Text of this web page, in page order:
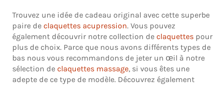
Trouvez une idée de cadeau original avec cette superbe
paire de claquettes acupression. Vous pouvez
également découvrir notre collection de claquettes pour
plus de choix. Parce que nous avons différents types de
bas nous vous recommandons de jeter un œil à notre
sélection de claquettes massage, si vous êtes une
adepte de ce type de modèle. Découvrez également